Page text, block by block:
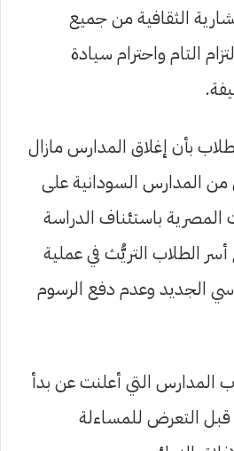
الثقافية من جميع
التام واحترام سيادة
بأن إغلاق المدارس مازال
المدارس السودانية على
باستئناف الدراسة
الطلاب التريُّث في عملية
الجديد وعدم دفع الرسوم
المدارس التي أعلنت عن بدأ
قبل التعرض للمساءلة